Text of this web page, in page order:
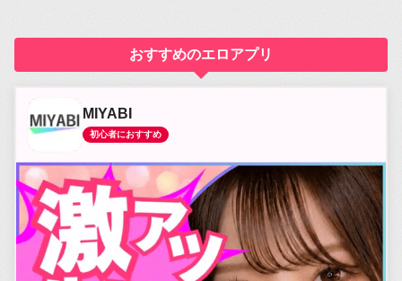
おすすめのエロアプリ
MIYABI
初心者におすすめ